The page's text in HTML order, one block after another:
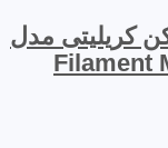
کریلیتی مدل
Filament